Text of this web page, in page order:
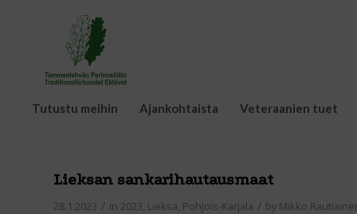
Tutustu meihin Ajankohtaista Veteraanien tuet
Lieksan sankarihautausmaat
28.1.2023 / in 2023, Lieksa, Pohjois-Karjala / by Mikko